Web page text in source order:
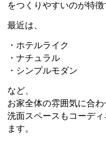
をつくりやすいのが特徴
最近は、
・ホテルライク
・ナチュラル
・シンプルモダン
など、
お家全体の雰囲気に合わ
洗面スペースもコーデ
ます。